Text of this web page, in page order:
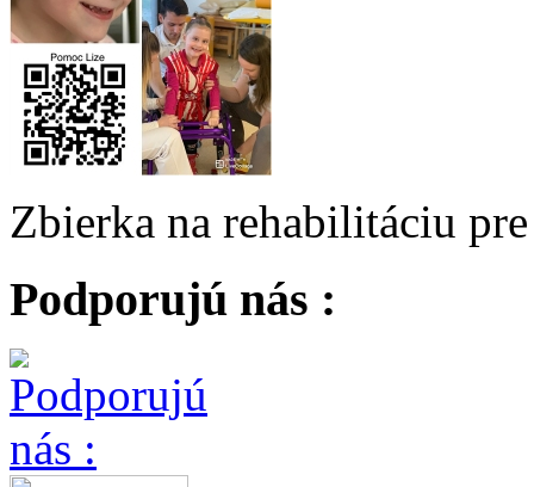
Zbierka na rehabilitáciu
Podporujú nás :